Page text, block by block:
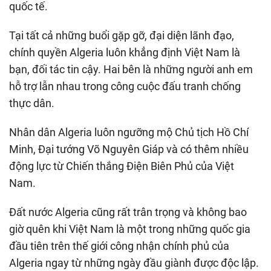
quốc tế.
Tại tất cả những buổi gặp gỡ, đại diện lãnh đạo,
chính quyền Algeria luôn khẳng định Việt Nam là
bạn, đối tác tin cậy. Hai bên là những người anh em
hỗ trợ lẫn nhau trong công cuộc đấu tranh chống
thực dân.
Nhân dân Algeria luôn ngưỡng mộ Chủ tịch Hồ Chí
Minh, Đại tướng Võ Nguyên Giáp và có thêm nhiều
động lực từ Chiến thắng Điện Biên Phủ của Việt
Nam.
Đất nước Algeria cũng rất trân trọng và không bao
giờ quên khi Việt Nam là một trong những quốc gia
đầu tiên trên thế giới công nhận chính phủ của
Algeria ngay từ những ngày đầu giành được độc lập.